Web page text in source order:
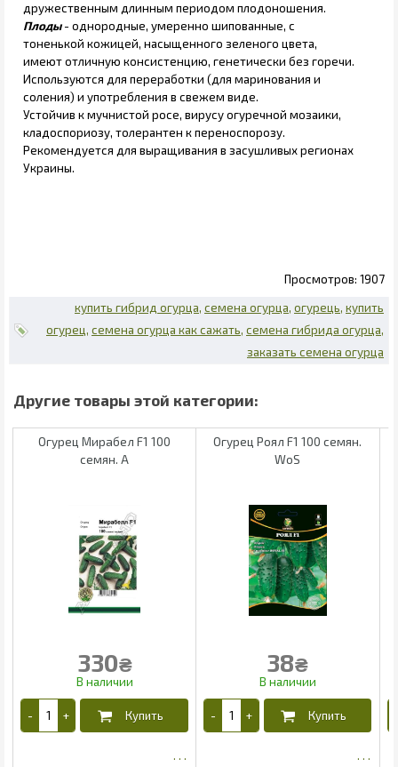
дружественным длинным периодом плодоношения.
Плоды- однородные, умеренно шипованные, с
тоненькой кожицей, насыщенного зеленого цвета,
имеют отличную консистенцию, генетически без горечи.
Используются для переработки (для маринования и
соления) и употребления в свежем виде.
Устойчив к мучнистой росе, вирусу огуречной мозаики,
кладоспориозу, толерантен к переноспорозу.
Рекомендуется для выращивания в засушливых регионах
Украины.
1907
купить гибрид огурца семена огурца огурець купить
огурец семена огурца как сажать семена гибрида огурца
заказать семена огурца
Огурец Мирабел F1 100
семян. А
330₴
Огурец Роял F1 100 семян.
WoS
38₴